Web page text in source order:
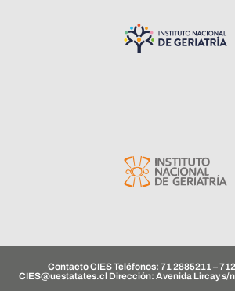
Contacto CIES Teléfonos: 71 2885211 –
CIES@uestatates.cl Dirección: Avenida Lircay s/